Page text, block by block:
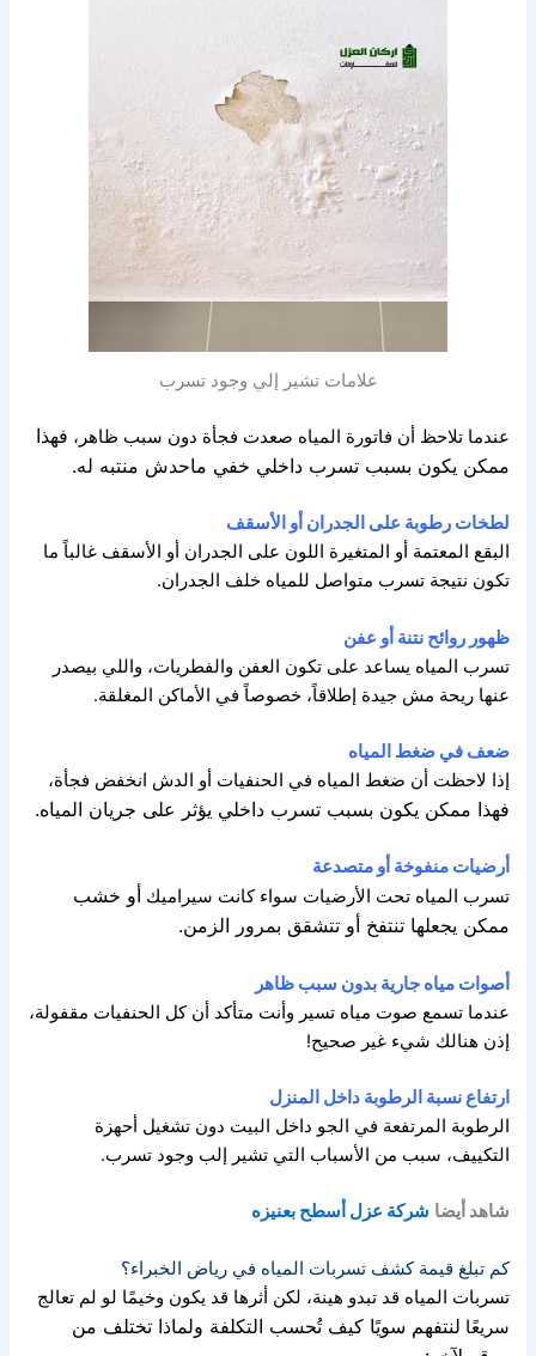
علامات تشير إلي وجود تسرب
عندما تلاحظ أن فاتورة المياه صعدت فجأة دون سبب ظاهر، فهذا
ممكن يكون بسبب تسرب داخلي خفي ماحدش منتبه له.
لطخات رطوبة على الجدران أو الأسقف
البقع المعتمة أو المتغيرة اللون على الجدران أو الأسقفغالباً ما
تكون نتيجة تسرب متواصل للمياه خلف الجدران.
ظهور روائح نتنة أو عفن
تسرب المياه يساعد على تكون العفن والفطريات، واللي بيصدر
عنها ريحة مش جيدة إطلاقاً،خصوصاً في الأماكن المغلقة.
ضعف في ضغط المياه
إذا لاحظت أن ضغط المياه في الحنفيات أو الدش انخفض فجأة،
فهذا ممكن يكون بسبب تسرب داخلي يؤثر على جريان المياه.
أرضيات منفوخة أو متصدعة
تسرب المياه تحت الأرضيات سواء كانت سيراميك أو خشب
ممكن يجعلها تنتفخ أو تتشقق بمرور الزمن.
أصوات مياه جارية بدون سبب ظاهر
عندما تسمع صوت مياه تسير وأنت متأكد أن كل الحنفيات مقفولة،
إذن هنالك شيء غير صحيح!
ارتفاع نسبة الرطوبة داخل المنزل
الرطوبة المرتفعة في الجو داخل البيت دون تشغيل أحهزة
التكييف، سبب من الأسباب التي تشير إلب وجود تسرب.
شاهد أيضا شركة عزل أسطح بعنيزه
كم تبلغ قيمة كشف تسربات المياه في رياض الخبراء؟
تسربات المياه قد تبدو هينة، لكن أثرها قد يكون وخيمًا لو لم تعالج
سريعًا لنتفهم سويًا كيف تُحسب التكلفة ولماذا تختلف من